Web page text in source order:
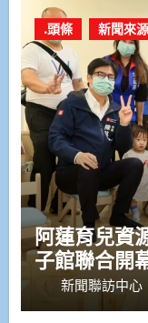
.頭條 新聞來
阿蓮育兒資
子館聯合開
新聞聯訪中心